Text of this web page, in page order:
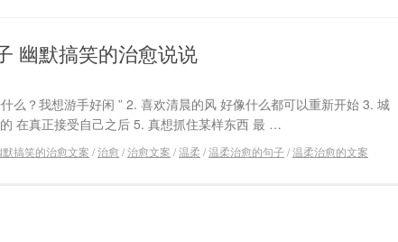
幽默搞笑的治愈说说
么？我想游手好闲 ” 2. 喜欢清晨的风 好像什么都可以重新开始 3. 城
在真正接受自己之后 5. 真想抓住某样东西 最 …
默搞笑的治愈文案 /治愈 /治愈文案 /温柔 /温柔治愈的句子/温柔治愈的文案